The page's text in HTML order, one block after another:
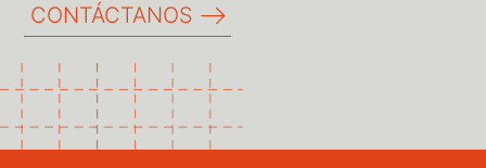
CONTÁCTANOS